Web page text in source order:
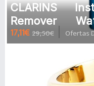
CLARINS
Remover
sensibles
17,11€ 29,50€ Ofertas